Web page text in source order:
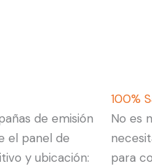
de emisión
el panel de
y ubicación:
100%
No es
para